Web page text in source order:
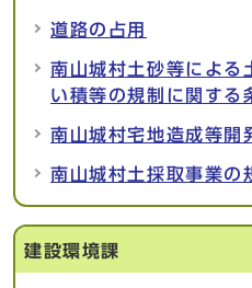
道路の占用
南山城村土砂等による
い積等の規制に関する
南山城村宅地造成等開
南山城村土採取事業の
建設環境課